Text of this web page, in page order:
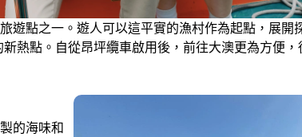
遊點之一。遊人可以這平實的漁村作為起點，展開
熱點。自從昂坪纜車啟用後，前往大澳更為方便，
的海味和